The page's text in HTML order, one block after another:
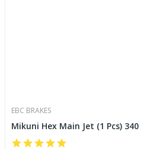
EBC BRAKES
Mikuni Hex Main Jet (1 Pcs) 340